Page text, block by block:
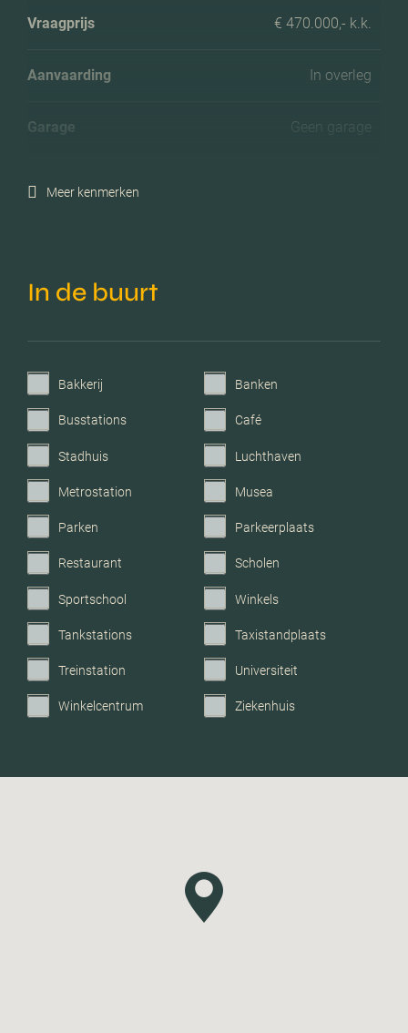
Vraagprijs € 470.000,- k.k.
Aanvaarding In overleg
Garage Geen garage
Meer kenmerken
In de buurt
Bakkerij Banken
Busstations Café
Stadhuis Luchthaven
Metrostation Musea
Parken Parkeerplaats
Restaurant Scholen
Sportschool Winkels
Tankstations Taxistandplaats
Treinstation Universiteit
Winkelcentrum Ziekenhuis